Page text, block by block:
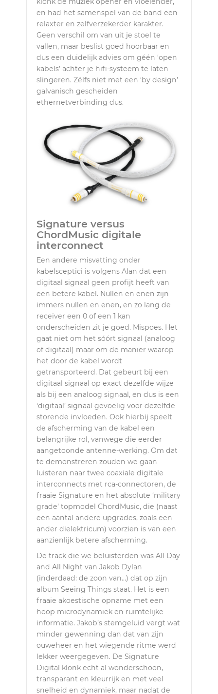
en had het samenspel van de band een
relaxter en zelfverzekerder karakter.
Geen verschil om van uit je stoel te
vallen, maar beslist goed hoorbaar en
dus een duidelijk advies om géén ‘open
kabels’ achter je hifi-systeem te laten
slingeren. Zélfs niet met een ‘by design’
galvanisch gescheiden
ethernetverbinding dus.
Signature versus
ChordMusic digitale
interconnect
Een andere misvatting onder
kabelsceptici is volgens Alan dat een
digitaal signaal geen profijt heeft van
een betere kabel. Nullen en enen zijn
immers nullen en enen, en zo lang de
receiver een 0 of een 1 kan
onderscheiden zit je goed. Mispoes. Het
gaat niet om het sóórt signaal (analoog
of digitaal) maar om de manier waarop
het door de kabel wordt
getransporteerd. Dat gebeurt bij een
digitaal signaal op exact dezelfde wijze
als bij een analoog signaal, en dus is een
‘digitaal’ signaal gevoelig voor dezelfde
storende invloeden. Ook hierbij speelt
de afscherming van de kabel een
belangrijke rol, vanwege die eerder
aangetoonde antenne-werking. Om dat
te demonstreren zouden we gaan
luisteren naar twee coaxiale digitale
interconnects met rca-connectoren, de
fraaie Signature en het absolute ‘military
grade’ topmodel ChordMusic, die (naast
een aantal andere upgrades, zoals een
ander dielektricum) voorzien is van een
aanzienlijk betere afscherming.
De track die we beluisterden was All Day
and All Night van Jakob Dylan
(inderdaad: de zoon van…) dat op zijn
album Seeing Things staat. Het is een
fraaie akoestische opname met een
hoop microdynamiek en ruimtelijke
informatie. Jakob’s stemgeluid vergt wat
minder gewenning dan dat van zijn
ouweheer en het wiegende ritme werd
lekker weergegeven. De Signature
Digital klonk echt al wonderschoon,
transparant en kleurrijk en met veel
snelheid en dynamiek, maar nadat de